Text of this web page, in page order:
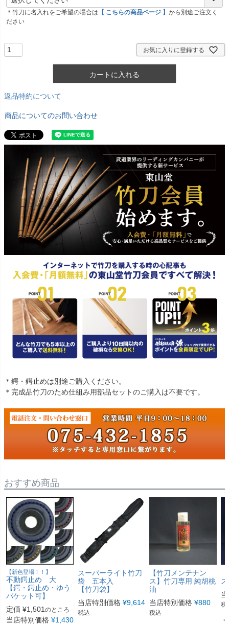
必
須
＊竹刀に名入れをご希望の場合は 【 こちらの商品ページ 】 から別途ご注文く
ださい
お気に入りに登録する
カートに入れる
返品特約について
商品についてのお問い合わせ
＊鍔・鍔止めは別途ご購入ください。
＊完成品竹刀のため仕組み用部品セットのご購入は不要です。
おすすめ商品
【新色登場！！】
不動鍔止め 大
【鍔・鍔止め・ゆう
パケット可】
定価 ¥1,501 のところ
当店特別価格 ¥1,430
スーパーライト竹刀
袋 五本入
【竹刀袋】
当店特別価格 ¥9,614
税込
【竹刀メンテナン
ス】竹刀専用 純胡桃
油
当店特別価格 ¥880
税込
税